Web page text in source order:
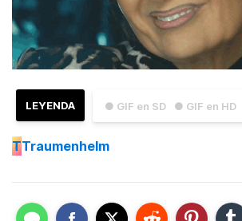
● GIF en SD ● GIF en HD
LEYENDA
TTraumenhelm